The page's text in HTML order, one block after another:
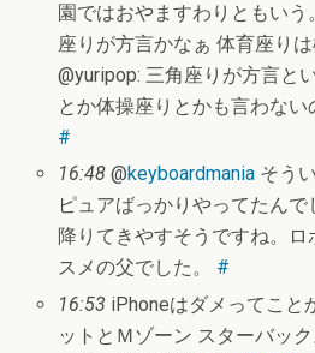
園ではおやますわりともいう
座りが方言かなぁ 体育座り
@yuripop: 三角座りが方言と
とか体操座りとかも言わな
#
16:48 @keyboardmania そう
ピュアばっかりやってたんで
降りてきやすそうですね。
スメの父でした。 #
16:53 iPhoneはダメってこと
ットとＭゾーン スターバッ